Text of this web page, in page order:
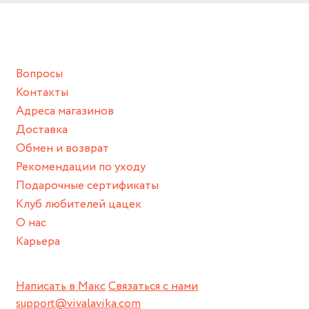
Снимайте ваше украшение перед купанием (и в море, и в
спортивный инвентарь).
Храните изделие в сухом месте.
Для надежного хранения мы доставляем все изделия в
нашей фирменной коробке или упаковке бренда.
Пожалуйста, используйте эту упаковку для хранения,
пока не носите украшение на себе.
Написать в МаксСвязаться с нами
support@vivalavika.com
Вопросы
Контакты
Адреса магазинов
Доставка
Обмен и возврат
Рекомендации по уходу
Подарочные сертификаты
Клуб любителей цацек
О нас
Карьера